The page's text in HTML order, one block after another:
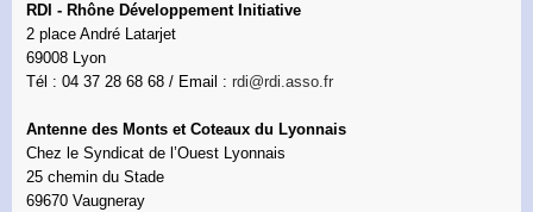
RDI - Rhône Développement Initiative
2 place André Latarjet
69008 Lyon
Tél : 04 37 28 68 68 / Email : rdi@rdi.asso.fr
Antenne des Monts et Coteaux du Lyonnais
Chez le Syndicat de l’Ouest Lyonnais
25 chemin du Stade
69670 Vaugneray